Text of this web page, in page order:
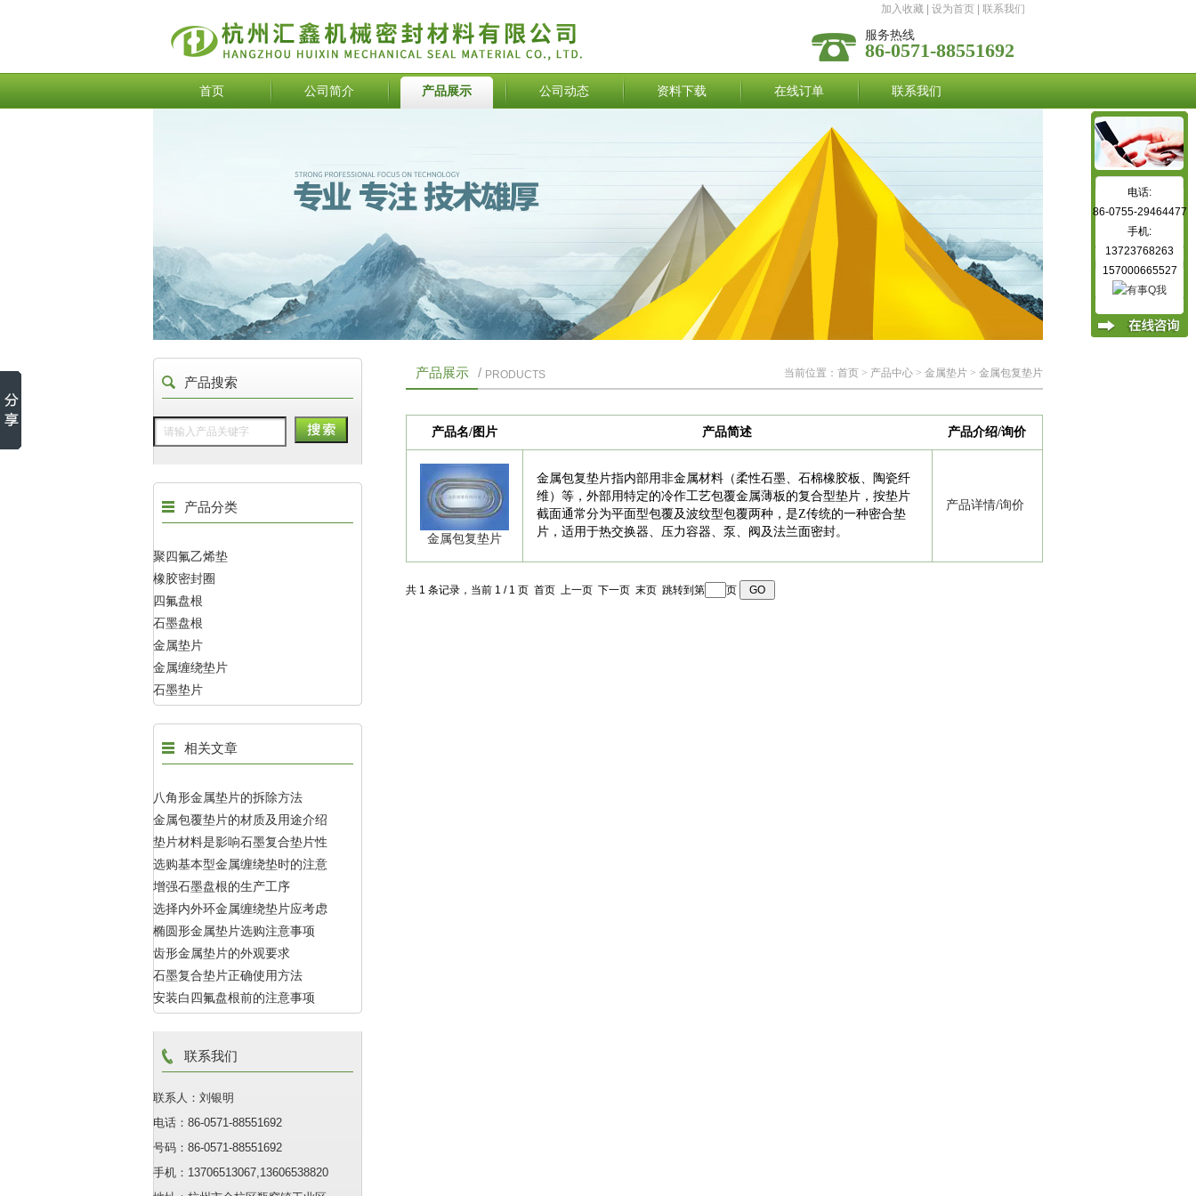
加入收藏 设为首页 联系我们
服务热线
86-0571-88551692
首页 公司简介 产品展示 公司动态 资料下载 在线订单 联系我们
产品搜索
产品分类
聚四氟乙烯垫
橡胶密封圈
四氟盘根
石墨盘根
金属垫片
金属缠绕垫片
石墨垫片
相关文章
八角形金属垫片的拆除方法
金属包覆垫片的材质及用途介绍
垫片材料是影响石墨复合垫片性
能的主要因素
选购基本型金属缠绕垫时的注意
点
增强石墨盘根的生产工序
选择内外环金属缠绕垫片应考虑
的因素
椭圆形金属垫片选购注意事项
齿形金属垫片的外观要求
石墨复合垫片正确使用方法
安装白四氟盘根前的注意事项
联系我们
联系人：刘银明
电话：86-0571-88551692
号码：86-0571-88551692
手机：13706513067,13606538820
产品展示 / PRODUCTS 当前位置： 首页 > 产品中心 > 金属垫片 > 金属包复垫片
产品名/图片 产品简述 产品介绍/询价
金属包复垫片
金属包复垫片指内部用非金属材料（柔性石墨、石棉橡胶板、陶瓷纤
维）等，外部用特定的冷作工艺包覆金属薄板的复合型垫片，按垫片
截面通常分为平面型包覆及波纹型包覆两种，是Z传统的一种密合垫
片，适用于热交换器、压力容器、泵、阀及法兰面密封。
产品详情/询价
共 1 条记录，当前 1 / 1 页 首页 上一页 下一页 末页 跳转到第 页
电话:
86-0755-29464477
手机:
13723768263
157000665527